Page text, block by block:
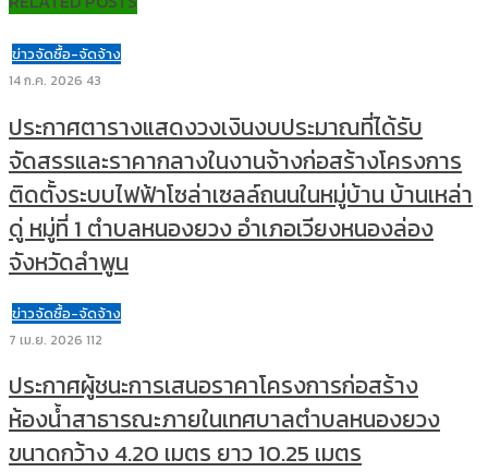
ข่าวจัดซื้อ-จัดจ้าง
14 ก.ค. 2026 43
ประกาศตารางแสดงวงเงินงบประมาณที่ได้รับ
จัดสรรและราคากลางในงานจ้างก่อสร้างโครงการ
ติดตั้งระบบไฟฟ้าโซล่าเซลล์ถนนในหมู่บ้าน บ้านเหล่า
ดู่ หมู่ที่ 1 ตำบลหนองยวง อำเภอเวียงหนองล่อง
จังหวัดลำพูน
ข่าวจัดซื้อ-จัดจ้าง
7 เม.ย. 2026 112
ประกาศผู้ชนะการเสนอราคาโครงการก่อสร้าง
ห้องน้ำสาธารณะภายในเทศบาลตำบลหนองยวง
ขนาดกว้าง 4.20 เมตร ยาว 10.25 เมตร